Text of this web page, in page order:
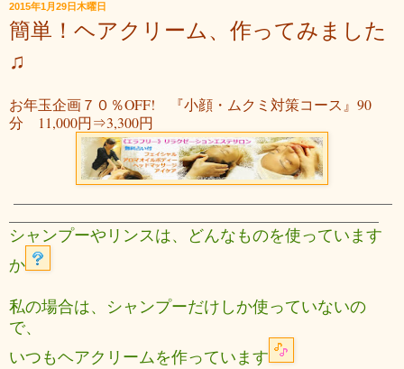
2015年1月29日木曜日
簡単！ヘアクリーム、作ってみました
♫
お年玉企画７０％OFF! 『小顔・ムクミ対策コース』90
分 11,000円⇒3,300円
シャンプーやリンスは、どんなものを使っています
か
私の場合は、シャンプーだけしか使っていないの
で、
いつもヘアクリームを作っています